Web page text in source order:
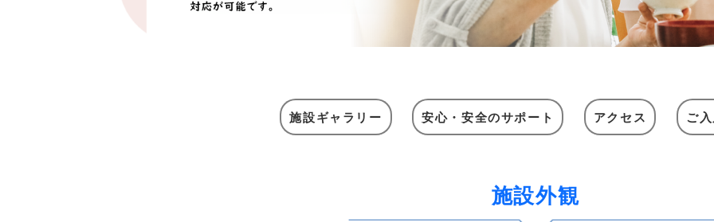
施設ギャラリー 安心・安全のサポート アクセス ご
施設外観